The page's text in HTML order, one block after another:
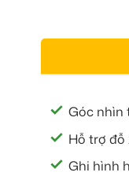
Góc nhìn
Hỗ trợ đỗ
Ghi hình